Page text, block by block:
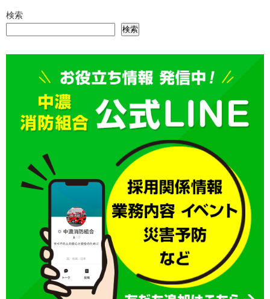
検索
検索